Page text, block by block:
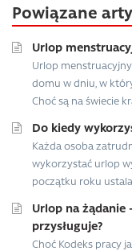
Powiązane
Urlop
Urlop
domu w dniu, w
Choć są na świecie
Do kiedy
Każda osoba
wykorzystać urlop
początku roku
Urlop na żądanie
przysługuje?
Choć Kodeks pracy